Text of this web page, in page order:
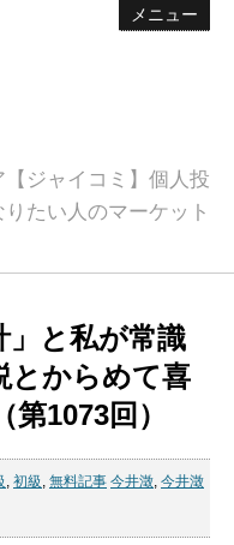
メニュー
ジャイコミ】個人投
たい人のマーケット
」と私が常識
とからめて喜
1073回）
, 初級, 無料記事 今井澂, 今井澂